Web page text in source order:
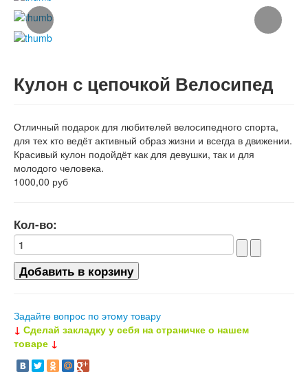
Кулон с цепочкой Велосипед
Отличный подарок для любителей велосипедного спорта,
для тех кто ведёт активный образ жизни и всегда в движении.
Красивый кулон подойдёт как для девушки, так и для
молодого человека.
1000,00 руб
Кол-во:
Задайте вопрос по этому товару
↓ Сделай закладку у себя на страничке о нашем
товаре ↓